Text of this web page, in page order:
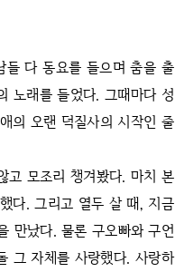
들 다 동요를 들으며 춤을 출
노래를 들었다. 그때마다 성
의 오랜 덕질사의 시작인 줄
고 모조리 챙겨봤다. 마치 본
다. 그리고 열두 살 때, 지금
만났다. 물론 구오빠와 구언
그 자체를 사랑했다. 사랑하